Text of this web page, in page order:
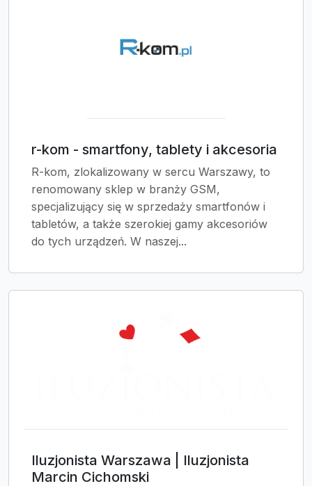
r-kom - smartfony, tablety i akcesoria
R-kom, zlokalizowany w sercu Warszawy, to
renomowany sklep w branży GSM,
specjalizujący się w sprzedaży smartfonów i
tabletów, a także szerokiej gamy akcesoriów
do tych urządzeń. W naszej...
Iluzjonista Warszawa | Iluzjonista
Marcin Cichomski